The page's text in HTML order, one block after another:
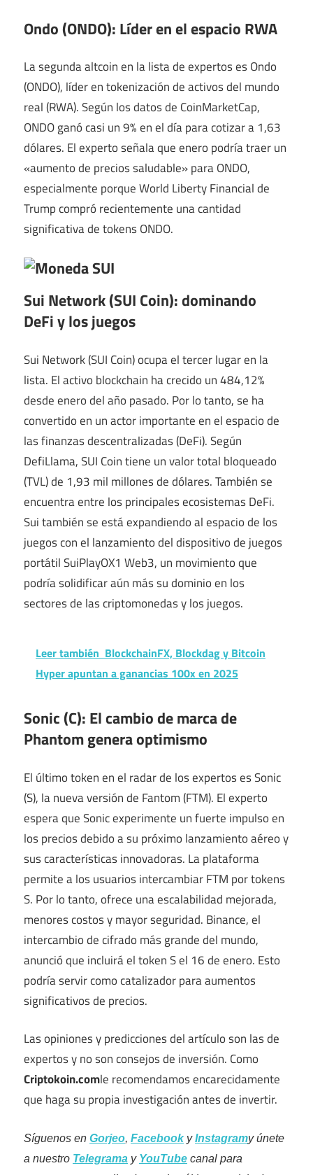
Ondo (ONDO): Líder en el espacio RWA
La segunda altcoin en la lista de expertos es Ondo
(ONDO), líder en tokenización de activos del mundo
real (RWA). Según los datos de CoinMarketCap,
ONDO ganó casi un 9% en el día para cotizar a 1,63
dólares. El experto señala que enero podría traer un
«aumento de precios saludable» para ONDO,
especialmente porque World Liberty Financial de
Trump compró recientemente una cantidad
significativa de tokens ONDO.
Sui Network (SUI Coin): dominando
DeFi y los juegos
Sui Network (SUI Coin) ocupa el tercer lugar en la
lista. El activo blockchain ha crecido un 484,12%
desde enero del año pasado. Por lo tanto, se ha
convertido en un actor importante en el espacio de
las finanzas descentralizadas (DeFi). Según
DefiLlama, SUI Coin tiene un valor total bloqueado
(TVL) de 1,93 mil millones de dólares. También se
encuentra entre los principales ecosistemas DeFi.
Sui también se está expandiendo al espacio de los
juegos con el lanzamiento del dispositivo de juegos
portátil SuiPlayOX1 Web3, un movimiento que
podría solidificar aún más su dominio en los
sectores de las criptomonedas y los juegos.
Leer también BlockchainFX, Blockdag y Bitcoin
Hyper apuntan a ganancias 100x en 2025
Sonic (C): El cambio de marca de
Phantom genera optimismo
El último token en el radar de los expertos es Sonic
(S), la nueva versión de Fantom (FTM). El experto
espera que Sonic experimente un fuerte impulso en
los precios debido a su próximo lanzamiento aéreo y
sus características innovadoras. La plataforma
permite a los usuarios intercambiar FTM por tokens
S. Por lo tanto, ofrece una escalabilidad mejorada,
menores costos y mayor seguridad. Binance, el
intercambio de cifrado más grande del mundo,
anunció que incluirá el token S el 16 de enero. Esto
podría servir como catalizador para aumentos
significativos de precios.
Las opiniones y predicciones del artículo son las de
expertos y no son consejos de inversión. Como
Criptokoin.comle recomendamos encarecidamente
que haga su propia investigación antes de invertir.
Síguenos en Gorjeo, Facebook yInstagramy únete
a nuestro Telegrama y YouTube canal para